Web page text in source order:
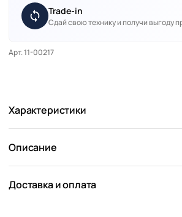
Trade-in
Сдай свою технику и получи выгоду
Арт. 11-00217
Характеристики
Описание
Доставка и оплата